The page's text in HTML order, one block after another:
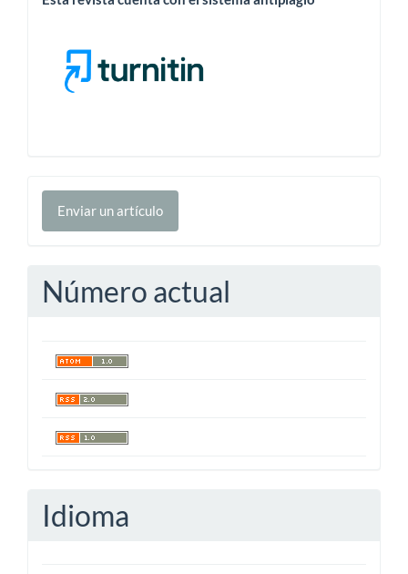
Enviar
unEnviar un artículo
Número actual
Idioma